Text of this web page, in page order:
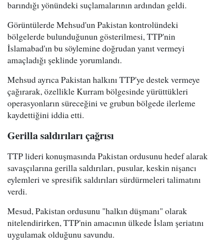
barındığı yönündeki suçlamalarının ardından geldi.
Görüntülerde Mehsud'un Pakistan kontrolündeki
bölgelerde bulunduğunun gösterilmesi, TTP'nin
İslamabad'ın bu söylemine doğrudan yanıt vermeyi
amaçladığı şeklinde yorumlandı.
Mehsud ayrıca Pakistan halkını TTP'ye destek vermeye
çağırarak, özellikle Kurram bölgesinde yürüttükleri
operasyonların süreceğini ve grubun bölgede ilerleme
kaydettiğini iddia etti.
Gerilla saldırıları çağrısı
TTP lideri konuşmasında Pakistan ordusunu hedef alarak
savaşçılarına gerilla saldırıları, pusular, keskin nişancı
eylemleri ve spresifik saldırıları sürdürmeleri talimatını
verdi.
Mesud, Pakistan ordusunu "halkın düşmanı" olarak
nitelendirirken, TTP'nin amacının ülkede İslam şeriatını
uygulamak olduğunu savundu.